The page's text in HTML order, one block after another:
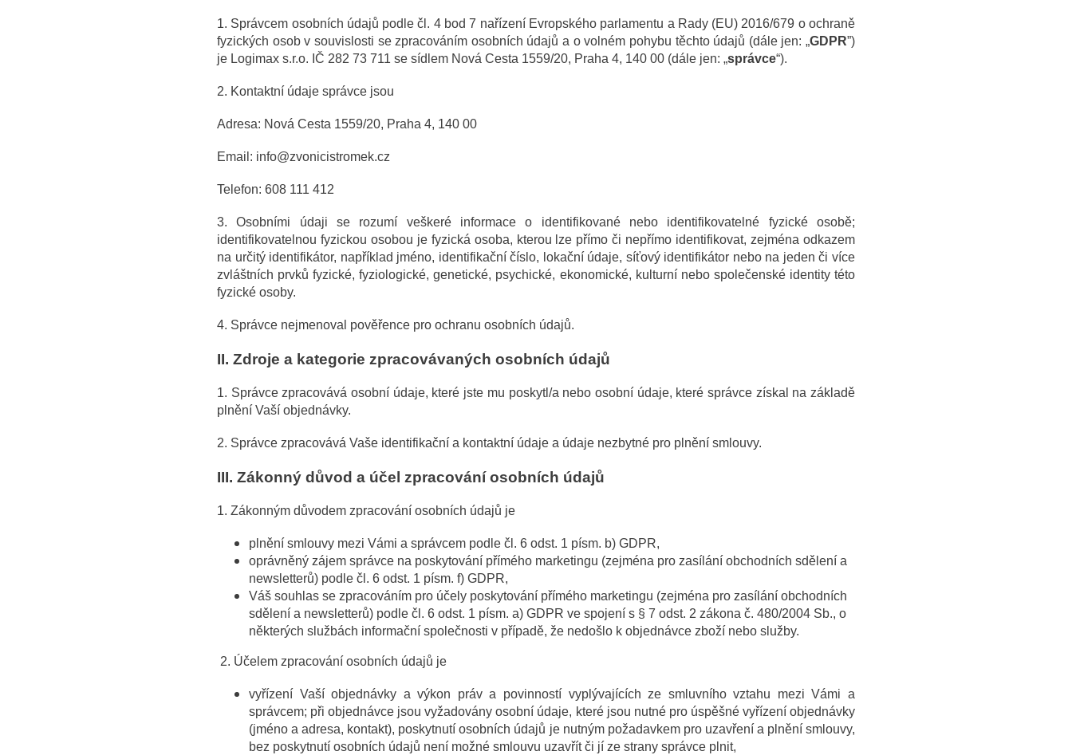
1. Správcem osobních údajů podle čl. 4 bod 7 nařízení Evropského parlamentu a Rady (EU) 2016/679 o ochraně
fyzických osob v souvislosti se zpracováním osobních údajů a o volném pohybu těchto údajů (dále jen: „GDPR”)
je Logimax s.r.o. IČ 282 73 711 se sídlem Nová Cesta 1559/20, Praha 4, 140 00 (dále jen: „správce“).
2. Kontaktní údaje správce jsou
Adresa: Nová Cesta 1559/20, Praha 4, 140 00
Email: info@zvonicistromek.cz
Telefon: 608 111 412
3. Osobními údaji se rozumí veškeré informace o identifikované nebo identifikovatelné fyzické osobě;
identifikovatelnou fyzickou osobou je fyzická osoba, kterou lze přímo či nepřímo identifikovat, zejména odkazem
na určitý identifikátor, například jméno, identifikační číslo, lokační údaje, síťový identifikátor nebo na jeden či více
zvláštních prvků fyzické, fyziologické, genetické, psychické, ekonomické, kulturní nebo společenské identity této
fyzické osoby.
4. Správce nejmenoval pověřence pro ochranu osobních údajů.
II. Zdroje a kategorie zpracovávaných osobních údajů
1. Správce zpracovává osobní údaje, které jste mu poskytl/a nebo osobní údaje, které správce získal na základě
plnění Vaší objednávky.
2. Správce zpracovává Vaše identifikační a kontaktní údaje a údaje nezbytné pro plnění smlouvy.
III. Zákonný důvod a účel zpracování osobních údajů
1. Zákonným důvodem zpracování osobních údajů je
plnění smlouvy mezi Vámi a správcem podle čl. 6 odst. 1 písm. b) GDPR,
oprávněný zájem správce na poskytování přímého marketingu (zejména pro zasílání obchodních sdělení a
newsletterů) podle čl. 6 odst. 1 písm. f) GDPR,
Váš souhlas se zpracováním pro účely poskytování přímého marketingu (zejména pro zasílání obchodních
sdělení a newsletterů) podle čl. 6 odst. 1 písm. a) GDPR ve spojení s § 7 odst. 2 zákona č. 480/2004 Sb., o
některých službách informační společnosti v případě, že nedošlo k objednávce zboží nebo služby.
2. Účelem zpracování osobních údajů je
vyřízení Vaší objednávky a výkon práv a povinností vyplývajících ze smluvního vztahu mezi Vámi a
správcem; při objednávce jsou vyžadovány osobní údaje, které jsou nutné pro úspěšné vyřízení objednávky
(jméno a adresa, kontakt), poskytnutí osobních údajů je nutným požadavkem pro uzavření a plnění smlouvy,
bez poskytnutí osobních údajů není možné smlouvu uzavřít či jí ze strany správce plnit,